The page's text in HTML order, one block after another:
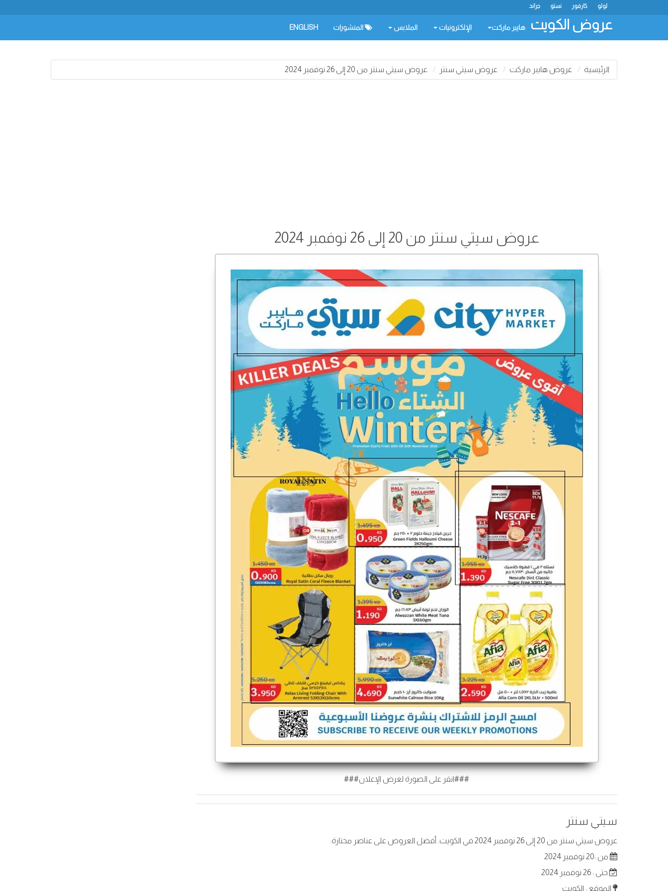
جراند نستو كارفور لولو
عروض الكويت هايبر ماركت الإلكترونيات الملابس المنشورات ENGLISH
الرئيسية عروض هايبر ماركت عروض سيتي سنتر عروض سيتي سنتر من 20 إلى 26 نوفمبر 2024
عروض سيتي سنتر من 20 إلى 26 نوفمبر 2024
###انقر على الصورة لعرض الإعلان###
سيتي سنتر
عروض سيتي سنتر من 20 إلى 26 نوفمبر 2024 في الكويت. أفضل العروض على عناصر مختارة.
من :20 نوفمبر 2024
حتى : 26 نوفمبر 2024
الموقع : الكويت